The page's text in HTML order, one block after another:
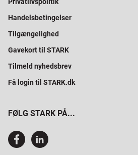
Privatlivspolitik
Handelsbetingelser
Tilgængelighed
Gavekort til STARK
Tilmeld nyhedsbrev
Få login til STARK.dk
FØLG STARK PÅ...